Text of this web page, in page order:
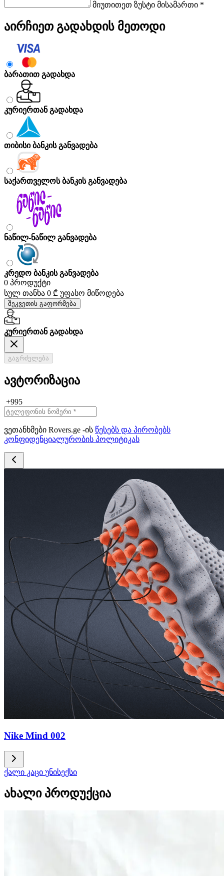
მიუთითეთ ზუსტი მისამართი *
აირჩიეთ გადახდის მეთოდი
ბარათით გადახდა
კურიერთან გადახდა
თიბისი ბანკის განვადება
საქართველოს ბანკის განვადება
ნაწილ-ნაწილ განვადება
კრედო ბანკის განვადება
0 პროდუქტი
სულ თანხა 0 ₾ უფასო მიწოდება
შეკვეთის გაფორმება
კურიერთან გადახდა
გაგრძელება
ავტორიზაცია
+995
ვეთანხმები Rovers.ge -ის წესებს და პირობებს
კონფიდენციალურობის პოლიტიკას
Nike Mind 002
ქალი კაცი უნისექსი
ახალი პროდუქცია